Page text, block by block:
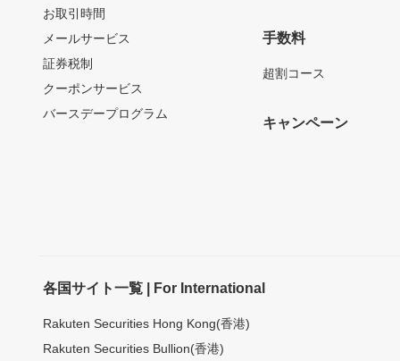
お取引時間
メールサービス
証券税制
クーポンサービス
バースデープログラム
手数料
超割コース
キャンペーン
各国サイト一覧 | For International
Rakuten Securities Hong Kong(香港)
Rakuten Securities Bullion(香港)